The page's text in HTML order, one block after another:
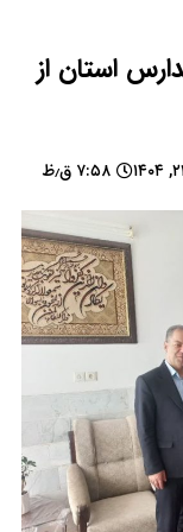
استان از
۷:۵۸ ق٫ظ